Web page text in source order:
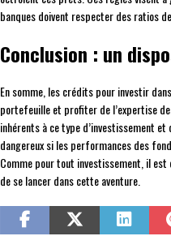
banques doivent respecter des ratios
Conclusion : un
En somme, les crédits pour investir
portefeuille et profiter de l’expertise
inhérents à ce type d’investissement
dangereux si les performances des
Comme pour tout investissement, il
de se lancer dans cette aventure.